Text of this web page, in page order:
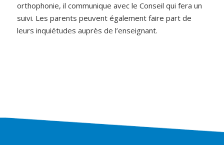
orthophonie, il communique avec le Conseil qui fera un
suivi. Les parents peuvent également faire part de
leurs inquiétudes auprès de l’enseignant.